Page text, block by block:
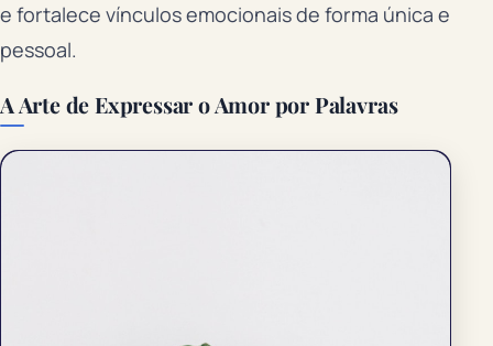
e fortalece vínculos emocionais de forma única e
pessoal.
A Arte de Expressar o Amor por Palavras